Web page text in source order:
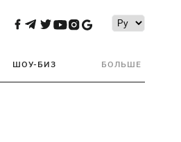
ШОУ-БИЗ БОЛЬШЕ